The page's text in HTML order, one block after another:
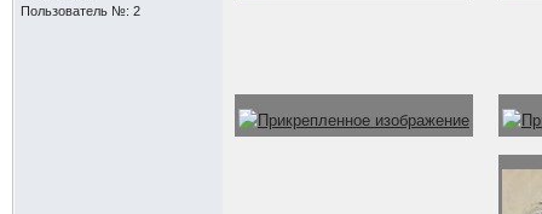
Пользователь №: 2